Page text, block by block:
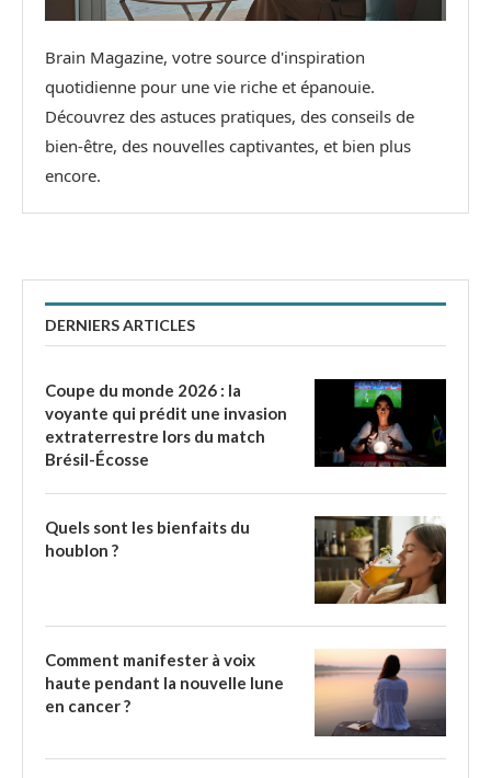
Brain Magazine, votre source d'inspiration
quotidienne pour une vie riche et épanouie.
Découvrez des astuces pratiques, des conseils de
bien-être, des nouvelles captivantes, et bien plus
encore.
DERNIERS ARTICLES
Coupe du monde 2026 : la
voyante qui prédit une invasion
extraterrestre lors du match
Brésil-Écosse
Quels sont les bienfaits du
houblon ?
Comment manifester à voix
haute pendant la nouvelle lune
en cancer ?